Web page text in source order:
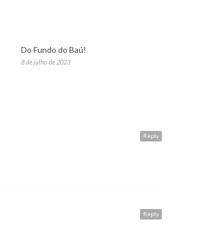
Do Fundo do Baú!
8 de julho de 2023
Reply
Reply